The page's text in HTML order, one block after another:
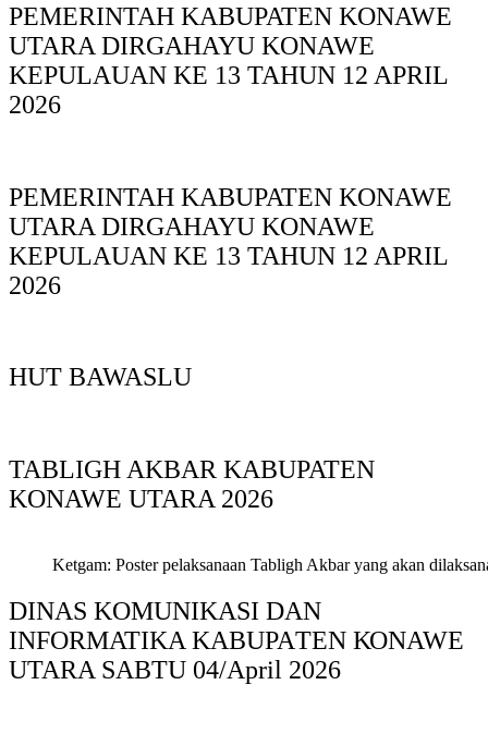
PEMERINTAH KABUPATEN KONAWE
UTARA DIRGAHAYU KONAWE
KEPULAUAN KE 13 TAHUN 12 APRIL
2026
PEMERINTAH KABUPATEN KONAWE
UTARA DIRGAHAYU KONAWE
KEPULAUAN KE 13 TAHUN 12 APRIL
2026
HUT BAWASLU
TABLIGH AKBAR KABUPATEN
KONAWE UTARA 2026
Ketgam: Poster pelaksanaan Tabligh Akbar yang akan
DINAS KOMUNIKASI DAN
INFORMATIKA KABUPAΤΕΝ ΚΟNAWE
UTARA SABTU 04/April 2026